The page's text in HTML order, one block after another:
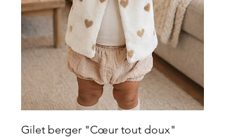
Gilet berger "Cœur tout doux"